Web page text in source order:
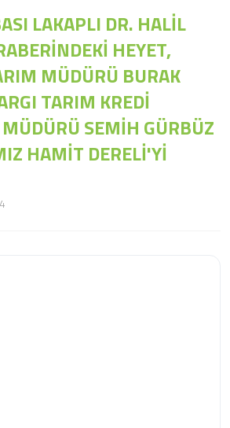
LAKAPLI DR. HALİL
HEYET,
MÜDÜRÜ BURAK
TARIM KREDİ
SEMİH GÜRBÜZ
HAMİT DERELİ'Yİ